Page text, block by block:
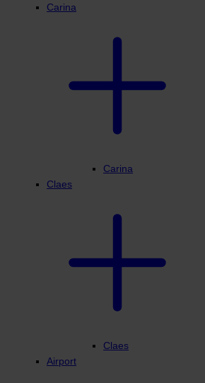
Carina
Carina
Claes
Claes
Airport